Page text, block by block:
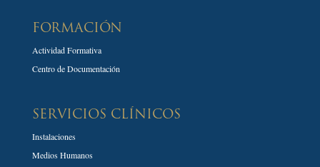
FORMACIÓN
Actividad Formativa
Centro de Documentación
SERVICIOS CLÍNICOS
Instalaciones
Medios Humanos